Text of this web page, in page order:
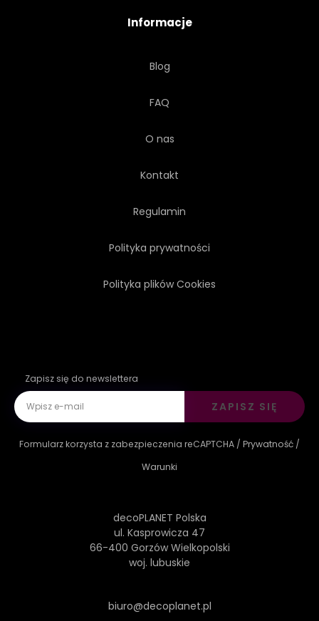
Informacje
Blog
FAQ
O nas
Kontakt
Regulamin
Polityka prywatności
Polityka plików Cookies
Zapisz się do newslettera
ZAPISZ SIĘ
Formularz korzysta z zabezpieczenia reCAPTCHA / Prywatność /
Warunki
decoPLANET Polska
ul. Kasprowicza 47
66-400 Gorzów Wielkopolski
woj. lubuskie
biuro@decoplanet.pl